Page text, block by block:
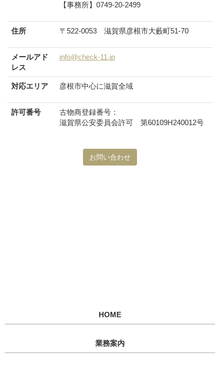
【事務所】0749-20-2499
住所 〒522-0053 滋賀県彦根市大藪町51-70
メールアド
レス
info@check-11.jp
対応エリア 彦根市中心に滋賀全域
許可番号
古物商登録番号：
滋賀県公安委員会許可 第60109H240012号
お問い合わせ
HOME
業務案内